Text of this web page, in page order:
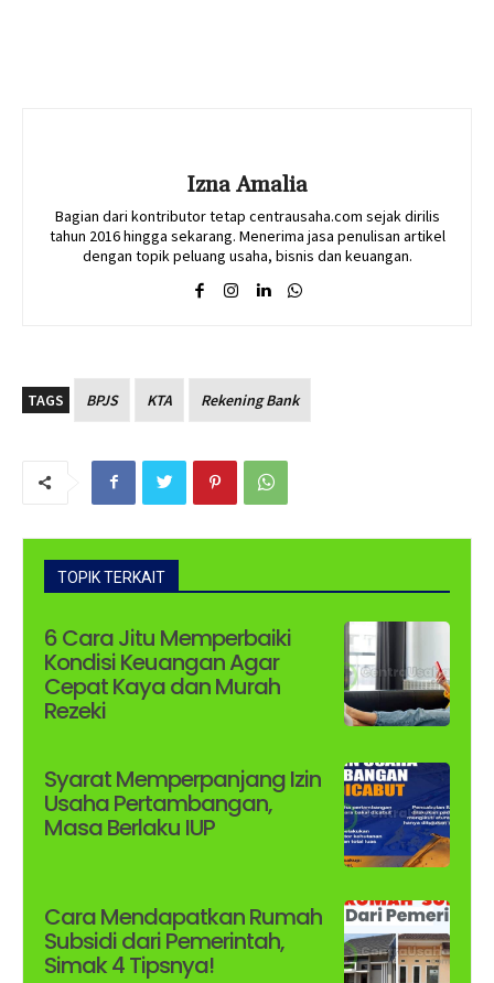
Izna Amalia
Bagian dari kontributor tetap centrausaha.com sejak dirilis
tahun 2016 hingga sekarang. Menerima jasa penulisan artikel
dengan topik peluang usaha, bisnis dan keuangan.
TAGS BPJS KTA Rekening Bank
TOPIK TERKAIT
6 Cara Jitu Memperbaiki
Kondisi Keuangan Agar
Cepat Kaya dan Murah
Rezeki
Syarat Memperpanjang Izin
Usaha Pertambangan,
Masa Berlaku IUP
Cara Mendapatkan Rumah
Subsidi dari Pemerintah,
Simak 4 Tipsnya!